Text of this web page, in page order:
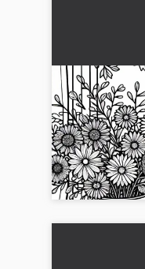
Vindu sill
Skaff deg det
en vinduskarm.
fargelegge!...